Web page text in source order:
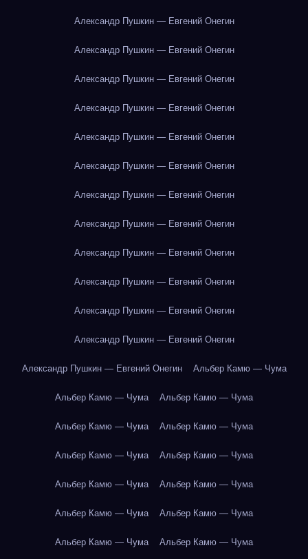
Александр Пушкин — Евгений Онегин
Александр Пушкин — Евгений Онегин
Александр Пушкин — Евгений Онегин
Александр Пушкин — Евгений Онегин
Александр Пушкин — Евгений Онегин
Александр Пушкин — Евгений Онегин
Александр Пушкин — Евгений Онегин
Александр Пушкин — Евгений Онегин
Александр Пушкин — Евгений Онегин
Александр Пушкин — Евгений Онегин
Александр Пушкин — Евгений Онегин
Александр Пушкин — Евгений Онегин
Александр Пушкин — Евгений Онегин Альбер Камю — Чума
Альбер Камю — Чума Альбер Камю — Чума
Альбер Камю — Чума Альбер Камю — Чума
Альбер Камю — Чума Альбер Камю — Чума
Альбер Камю — Чума Альбер Камю — Чума
Альбер Камю — Чума Альбер Камю — Чума
Альбер Камю — Чума Альбер Камю — Чума